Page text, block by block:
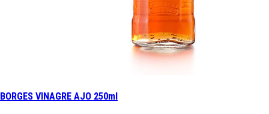
BORGES VINAGRE AJO 250ml